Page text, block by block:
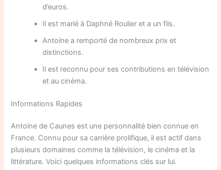
d’euros.
Il est marié à Daphné Roulier et a un fils.
Antoine a remporté de nombreux prix et
distinctions.
Il est reconnu pour ses contributions en télévision
et au cinéma.
Informations Rapides
Antoine de Caunes est une personnalité bien connue en
France. Connu pour sa carrière prolifique, il est actif dans
plusieurs domaines comme la télévision, le cinéma et la
littérature. Voici quelques informations clés sur lui.